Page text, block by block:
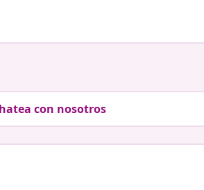
con nosotros